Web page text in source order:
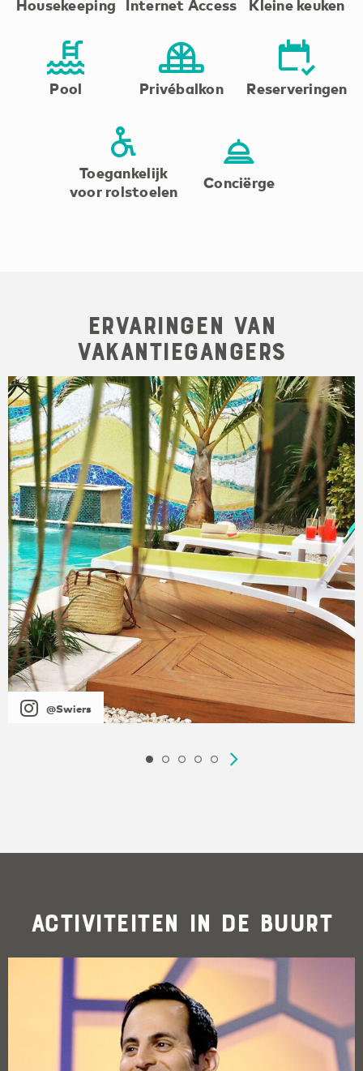
Housekeeping Internet Access Kleine keuken
Pool Privébalkon Reserveringen
Toegankelijk
voor rolstoelen
Conciërge
Ervaringen van
Vakantiegangers
@Swiers
Activiteiten in de buurt